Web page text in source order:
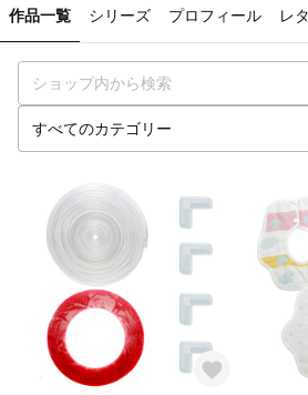
作品一覧 シリーズ プロフィール レ